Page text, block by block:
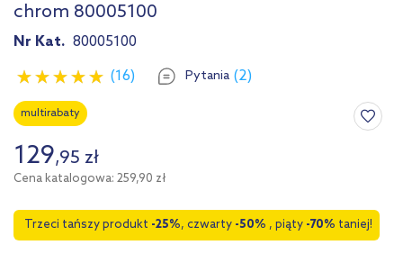
chrom 80005100
Nr Kat. 80005100
(16)
Pytania (2)
multirabaty
129,95 zł
Cena katalogowa: 259,90 zł
Trzeci tańszy produkt -25%, czwarty -50% , piąty -70% taniej!